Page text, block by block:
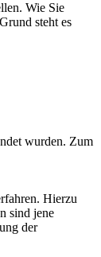
Wie Sie
steht es
wurden. Zum
Hierzu
sind jene
der